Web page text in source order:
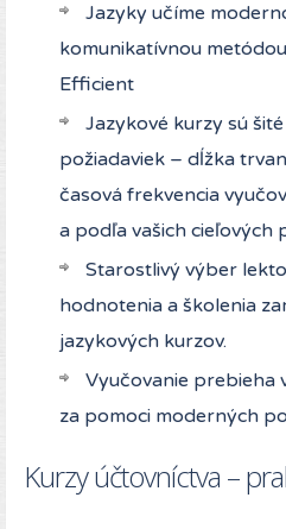
Jazyky učíme
komunikatívnou
Efficient
Jazykové kurzy sú
požiadaviek – dĺžka
časová frekvencia
a podľa vašich cieľových
Starostlivý výber
hodnotenia a školenia
jazykových kurzov.
Vyučovanie prebieha
za pomoci moderných
Kurzy účtovníctva –